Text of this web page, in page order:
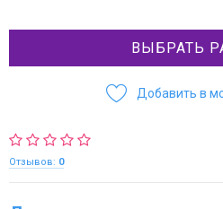
ВЫБРАТЬ
Добавить в
Отзывов: 0